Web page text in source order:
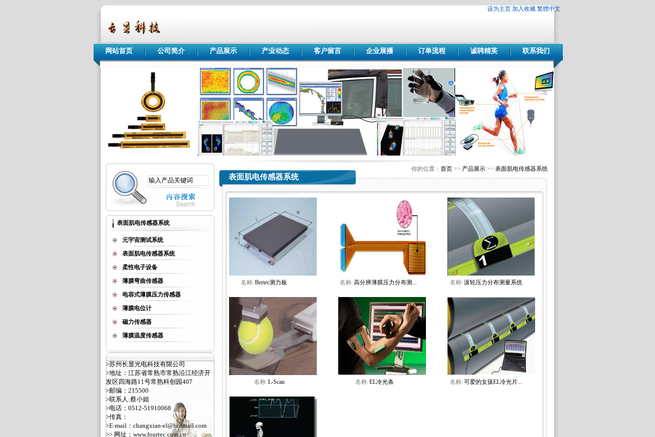
设为主页 加入收藏 繁體中文
网站首页 公司简介 产品展示 产业动态 客户留言 企业展播 订单流程 诚聘精英 联系我们
表面肌电传感器系统
元宇宙测试系统
表面肌电传感器系统
柔性电子设备
薄膜弯曲传感器
电容式薄膜压力传感器
薄膜电位计
磁力传感器
薄膜温度传感器
>苏州长显光电科技有限公司
>地址：江苏省常熟市常熟沿江经济开
发区四海路11号常熟科创园407
>邮编：215500
>联系人:蔡小姐
>电话：0512-51910068
>传真：
>E-mail：changxian-el@hotmail.com
>> 网址： www.fourtec.com.cn
你的位置： 首页 >> 产品展示 >> 表面肌电传感器系统
表面肌电传感器系统
名称:Bertec测力板 名称:高分辨薄膜压力分布测... 名称:滚轮压力分布测量系统
名称:L-Scan 名称:EL冷光条 名称:可爱的女孩EL冷光片...